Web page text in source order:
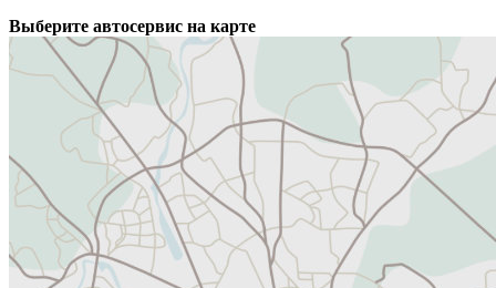
Выберите автосервис на карте